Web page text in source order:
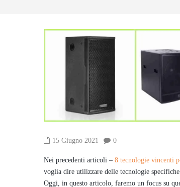
15 Giugno 2021 0
Nei precedenti articoli – 8 tecnologie vincenti
voglia dire utilizzare delle tecnologie
Oggi, in questo articolo, faremo un focus su